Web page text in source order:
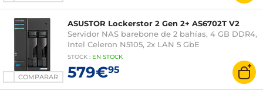
COMPARAR
ASUSTOR Lockerstor 2 Gen 2+ AS6702T V2
Servidor NAS barebone de 2 bahías, 4 GB DDR4,
Intel Celeron N5105, 2x LAN 5 GbE
STOCK : EN STOCK
579€95